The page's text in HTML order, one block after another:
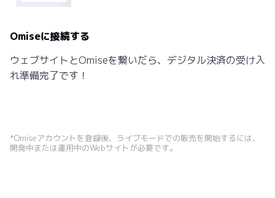
Omiseに接続する
ウェブサイトとOmiseを繋いだら、デジタル決済の受け入
れ準備完了です！
*Omiseアカウントを登録後、ライブモードでの販売を開始するには、
開発中または運用中のWebサイトが必要です。